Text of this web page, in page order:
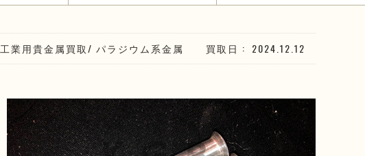
工業用貴金属買取/ パラジウム系金属 買取日 2024.12.12